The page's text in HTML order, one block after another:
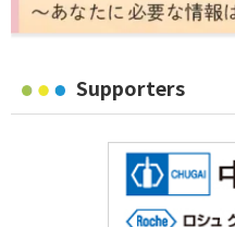
Supporters